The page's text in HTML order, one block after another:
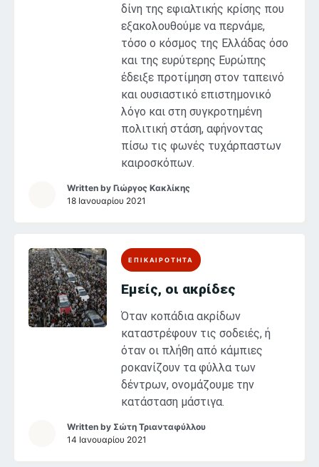
δίνη της εφιαλτικής κρίσης που
εξακολουθούμε να περνάμε,
τόσο ο κόσμος της Ελλάδας όσο
και της ευρύτερης Ευρώπης
έδειξε προτίμηση στον ταπεινό
και ουσιαστικό επιστημονικό
λόγο και στη συγκροτημένη
πολιτική στάση, αφήνοντας
πίσω τις φωνές τυχάρπαστων
καιροσκόπων.
Written by Γιώργος Κακλίκης
18 Ιανουαρίου 2021
ΕΠΙΚΑΙΡΟΤΗΤΑ
Εμείς, οι ακρίδες
Όταν κοπάδια ακρίδων
καταστρέφουν τις σοδειές, ή
όταν οι πλήθη από κάμπιες
ροκανίζουν τα φύλλα των
δέντρων, ονομάζουμε την
κατάσταση μάστιγα.
Written by Σώτη Τριανταφύλλου
14 Ιανουαρίου 2021